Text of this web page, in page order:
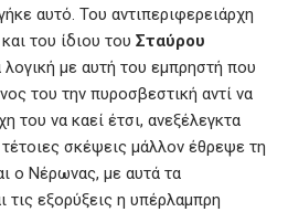
αυτό. Του αντιπεριφερειάρχη
και του ίδιου του Σταύρου
λογική με αυτή του εμπρηστή που
του την πυροσβεστική αντί να
του να καεί έτσι, ανεξέλεγκτα
σκέψεις μάλλον έθρεψε τη
ο Νέρωνας, με αυτά τα
τις εξορύξεις η υπέρλαμπρη